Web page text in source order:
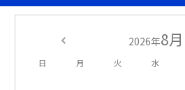
2026年8月
日 月 火 水